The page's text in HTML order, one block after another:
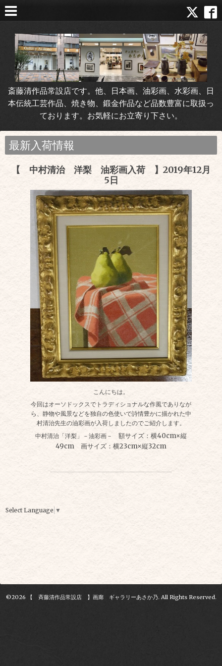
斎藤清作品常設店です。他、日本画、油彩画、水彩画、日
本伝統工芸作品、焼き物、鍛金作品など品数豊富に取扱っ
ております。お気軽にお立寄り下さい。
最新入荷情報
【 中村清治 洋梨 油彩画入荷 】2019年12月
5日
こんにちは。
今回はオーソドックスでトラディショナルな作風でありなが
ら、静物や風景などを独自の色使いで詩情豊かに描かれた中
村清治先生の油彩画が入荷しましたのでご紹介します。
中村清治「洋梨」－油彩画－ 額サイズ：横40cm×縦
49cm画サイズ：横23cm×縦32cm
Select Language ▼
©2026 【 斉藤清作品常設店 】画廊 ギャラリーあさか乃. All Rights Reserved.